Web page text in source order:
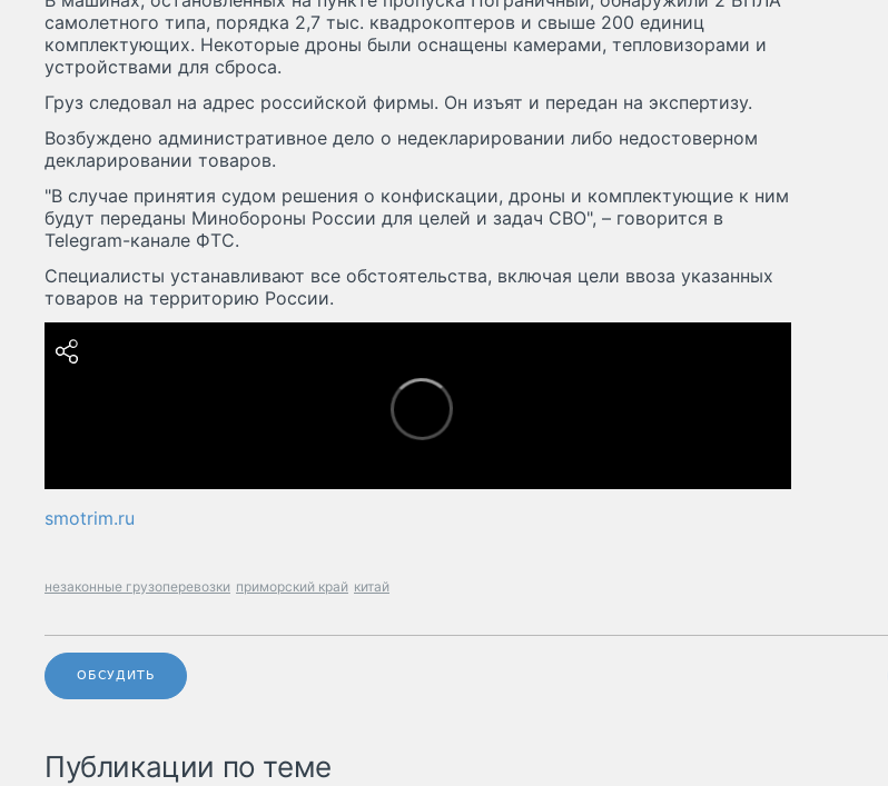
самолетного типа, порядка 2,7 тыс. квадрокоптеров и свыше 200 единиц
комплектующих. Некоторые дроны были оснащены камерами, тепловизорами и
устройствами для сброса.
Груз следовал на адрес российской фирмы. Он изъят и передан на экспертизу.
Возбуждено административное дело о недекларировании либо недостоверном
декларировании товаров.
"В случае принятия судом решения о конфискации, дроны и комплектующие к ним
будут переданы Минобороны России для целей и задач СВО", – говорится в
Telegram-канале ФТС.
Специалисты устанавливают все обстоятельства, включая цели ввоза указанных
товаров на территорию России.
smotrim.ru
незаконные грузоперевозки приморский край китай
ОБСУДИТЬ
Публикации по теме